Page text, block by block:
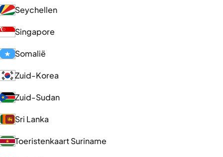
Seychellen
Singapore
Somalië
Zuid-Korea
Zuid-Sudan
Sri Lanka
Toeristenkaart Suriname